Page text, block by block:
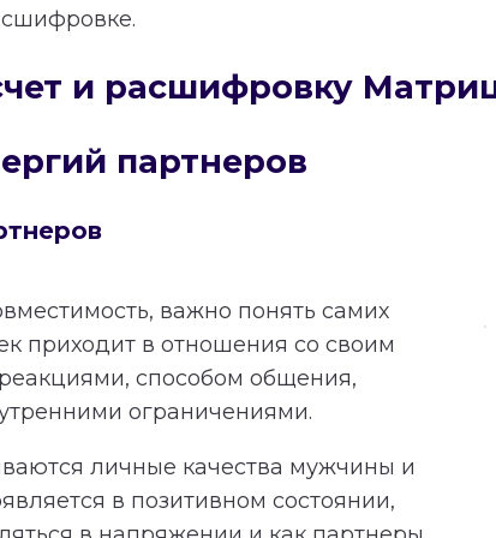
и расшифровку
партнеров
важно понять самих
приходит в отношения со своим
способом общения,
ограничениями.
личные качества мужчины и
в позитивном состоянии,